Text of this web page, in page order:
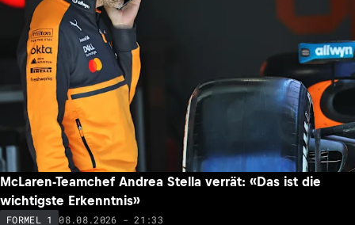
McLaren-Teamchef Andrea Stella verrät: «Das ist die
wichtigste Erkenntnis»
FORMEL 1 08.08.2026 - 21:33